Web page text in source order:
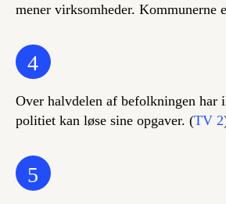
mener virksomheder. Kommunerne
4
Over halvdelen af befolkningen
politiet kan løse sine opgaver. (TV 2
5